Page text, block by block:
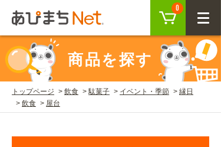
0
CLOSE
ログイン
会員登録
商品を探す
商品を探す
トップページ 飲食 駄菓子 イベント・季節
縁日
飲食
屋台